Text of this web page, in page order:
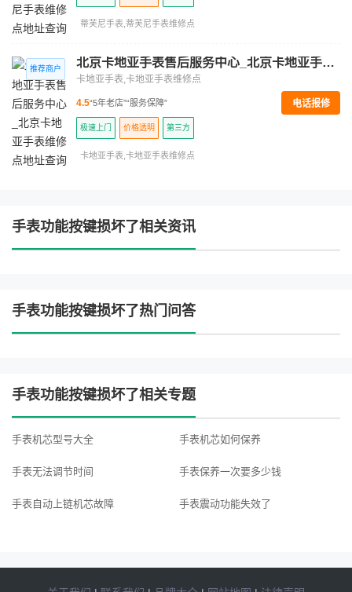
蒂芙尼手表,蒂芙尼手表维修点
北京卡地亚手表售后服务中心_北京卡地亚手表维修点地址查询
卡地亚手表,卡地亚手表维修点
4.5“5年老店”“服务保障”
极速上门 价格透明 第三方
卡地亚手表,卡地亚手表维修点
电话报修
手表功能按键损坏了相关资讯
手表功能按键损坏了热门问答
手表功能按键损坏了相关专题
手表机芯型号大全 手表机芯如何保养
手表无法调节时间 手表保养一次要多少钱
手表自动上链机芯故障 手表震动功能失效了
手表报警功能失效怎么处理 手表电池寿命是多久